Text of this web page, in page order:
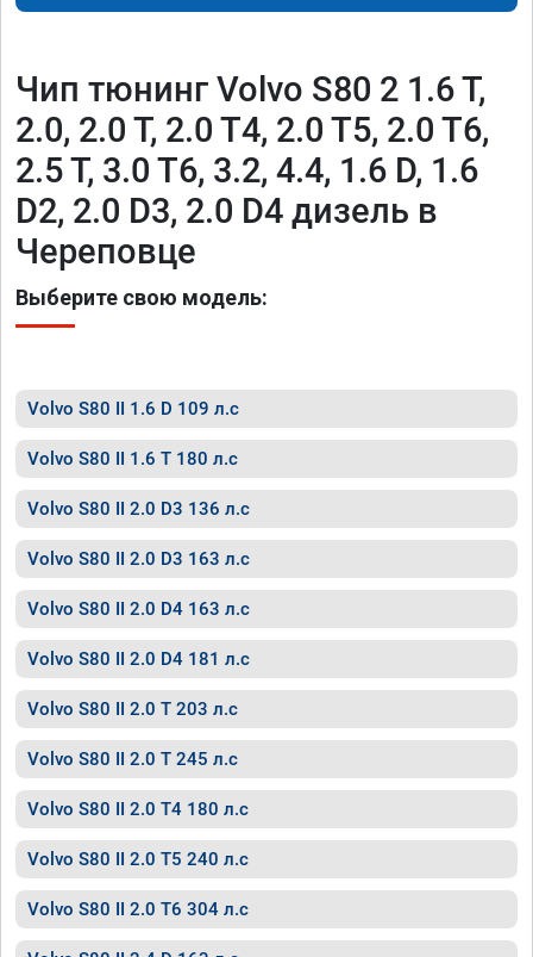
Чип тюнинг Volvo S80 2 1.6 T,
2.0, 2.0 T, 2.0 T4, 2.0 T5, 2.0 T6,
2.5 T, 3.0 T6, 3.2, 4.4, 1.6 D, 1.6
D2, 2.0 D3, 2.0 D4 дизель в
Череповце
Выберите свою модель:
Volvo S80 II 1.6 D 109 л.с
Volvo S80 II 1.6 T 180 л.с
Volvo S80 II 2.0 D3 136 л.с
Volvo S80 II 2.0 D3 163 л.с
Volvo S80 II 2.0 D4 163 л.с
Volvo S80 II 2.0 D4 181 л.с
Volvo S80 II 2.0 T 203 л.с
Volvo S80 II 2.0 T 245 л.с
Volvo S80 II 2.0 T4 180 л.с
Volvo S80 II 2.0 T5 240 л.с
Volvo S80 II 2.0 T6 304 л.с